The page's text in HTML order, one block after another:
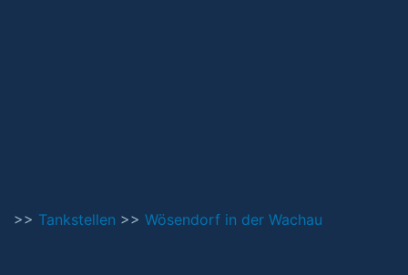
>> Tankstellen >> Wösendorf in der Wachau